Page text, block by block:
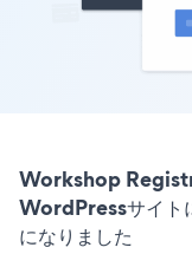
Workshop
WordPressサイト
になりました